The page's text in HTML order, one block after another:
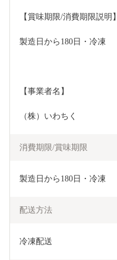
【賞味期限/消費期限説明】
製造日から180日・冷凍
【事業者名】
（株）いわちく
消費期限/賞味期限
製造日から180日・冷凍
配送方法
冷凍配送